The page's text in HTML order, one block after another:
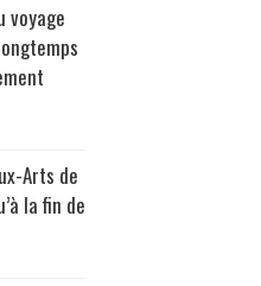
voyage
Arts de
la fin de